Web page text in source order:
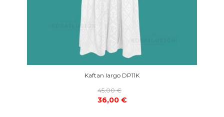
Kaftan largo DP11K
45,00 €
36,00 €